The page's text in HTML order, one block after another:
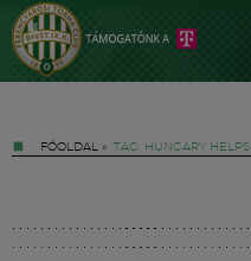
FŐOLDAL » TAG: HUNGARY HELPS